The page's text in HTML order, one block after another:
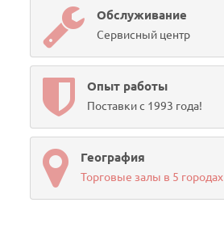
Обслуживание
Сервисный центр
Опыт работы
Поставки с 1993 года!
География
Торговые залы в 5 городах